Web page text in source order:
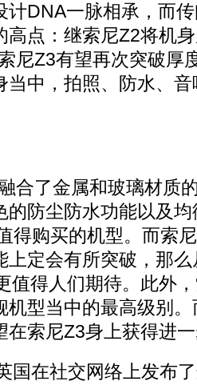
计DNA一脉相承，而
高点：继索尼Z2将机
尼Z3有望再次突破厚
当中，拍照、防水、
合了金属和玻璃材质
的防尘防水功能以及
得购买的机型。而索
上定会有所突破，那
值得人们期待。此外
机型当中的最高级别
在索尼Z3身上获得进
国在社交网络上发布